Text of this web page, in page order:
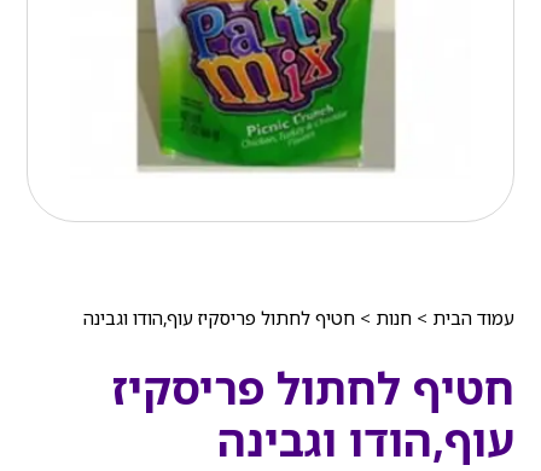
עמוד הבית >חנות >חטיף לחתול פריסקיז עוף,הודו וגבינה
חטיף לחתול פריסקיז
עוף,הודו וגבינה